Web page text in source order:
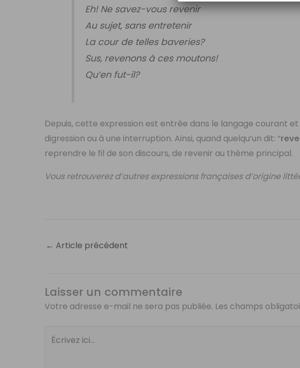
Eh! Ne savez-vous revenir
Au sujet, sans entretenir
La cour de telles baveries?
Sus, revenons à ces moutons!
Qu’en fut-il?
Depuis, cette expression est entrée dans le langage courant
digression ou à une interruption. Ainsi, quand quelqu’un dit: “
reprendre le fil de son discours, de revenir au thème principal.
Vous retrouverez d’autres expressions françaises d’origine
← Article précédent
Laisser un commentaire
Votre adresse e-mail ne sera pas publiée. Les champs
Écrivez